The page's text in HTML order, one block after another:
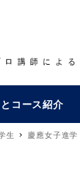
コース紹介
生 慶應女子進